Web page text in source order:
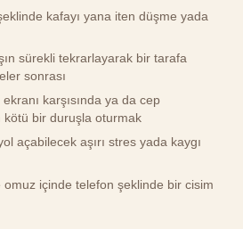
kafayı yana iten düşme yada
sürekli tekrarlayarak bir tarafa
sonrası
karşısında ya da cep
bir duruşla oturmak
açabilecek aşırı stres yada kaygı
içinde telefon şeklinde bir cisim